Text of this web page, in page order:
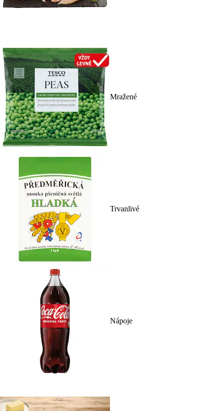
Mražené
Trvanlivé
Nápoje